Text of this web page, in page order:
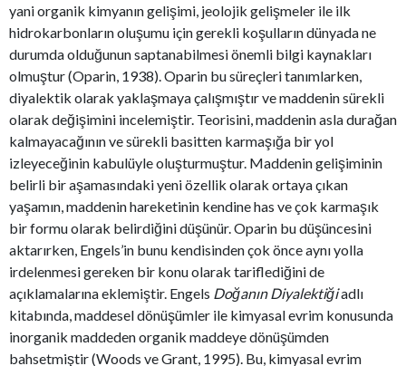
yani organik kimyanın gelişimi, jeolojik gelişmeler ile ilk
hidrokarbonların oluşumu için gerekli koşulların dünyada ne
durumda olduğunun saptanabilmesi önemli bilgi kaynakları
olmuştur (Oparin, 1938). Oparin bu süreçleri tanımlarken,
diyalektik olarak yaklaşmaya çalışmıştır ve maddenin sürekli
olarak değişimini incelemiştir. Teorisini, maddenin asla durağan
kalmayacağının ve sürekli basitten karmaşığa bir yol
izleyeceğinin kabulüyle oluşturmuştur. Maddenin gelişiminin
belirli bir aşamasındaki yeni özellik olarak ortaya çıkan
yaşamın, maddenin hareketinin kendine has ve çok karmaşık
bir formu olarak belirdiğini düşünür. Oparin bu düşüncesini
aktarırken, Engels’in bunu kendisinden çok önce aynı yolla
irdelenmesi gereken bir konu olarak tariflediğini de
açıklamalarına eklemiştir. Engels Doğanın Diyalektiğiadlı
kitabında, maddesel dönüşümler ile kimyasal evrim konusunda
inorganik maddeden organik maddeye dönüşümden
bahsetmiştir (Woods ve Grant, 1995). Bu, kimyasal evrim